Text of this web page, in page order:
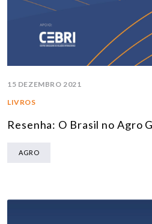
15 DEZEMBRO 2021
LIVROS
Resenha: O Brasil no Agro
AGRO